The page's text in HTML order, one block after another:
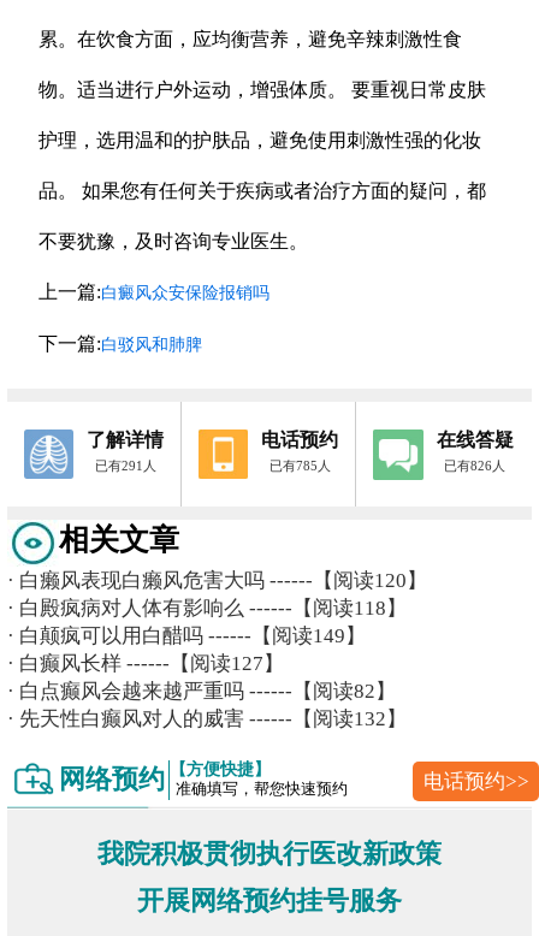
累。在饮食方面，应均衡营养，避免辛辣刺激性食
物。适当进行户外运动，增强体质。 要重视日常皮肤
护理，选用温和的护肤品，避免使用刺激性强的化妆
品。 如果您有任何关于疾病或者治疗方面的疑问，都
不要犹豫，及时咨询专业医生。
上一篇:白癜风众安保险报销吗
下一篇:白驳风和肺脾
了解详情
已有291人
电话预约
已有785人
在线答疑
已有826人
相关文章
· 白癞风表现白癞风危害大吗 ------【阅读120】
· 白殿疯病对人体有影响么 ------【阅读118】
· 白颠疯可以用白醋吗 ------【阅读149】
· 白癫风长样 ------【阅读127】
· 白点癫风会越来越严重吗 ------【阅读82】
· 先天性白癫风对人的威害 ------【阅读132】
网络预约 【方便快捷】
准确填写，帮您快速预约 电话预约>>
我院积极贯彻执行医改新政策
开展网络预约挂号服务